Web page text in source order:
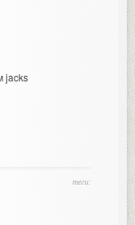
jacks
теги: